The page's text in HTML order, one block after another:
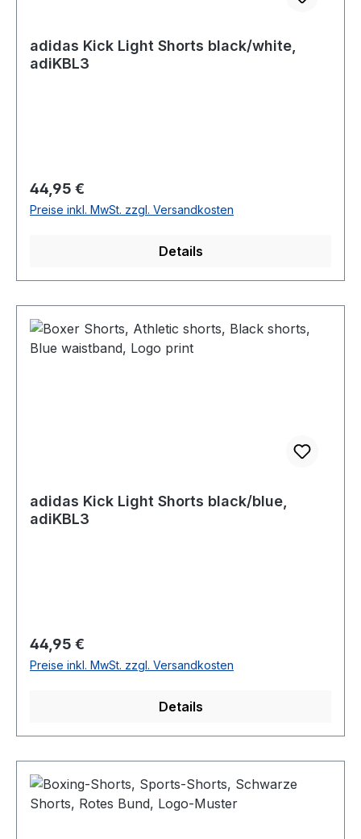
adidas Kick Light Shorts black/white,
adiKBL3
Regulärer Preis:
44,95 €
Preise inkl. MwSt. zzgl. Versandkosten
Details
adidas Kick Light Shorts black/blue,
adiKBL3
Regulärer Preis:
44,95 €
Preise inkl. MwSt. zzgl. Versandkosten
Details